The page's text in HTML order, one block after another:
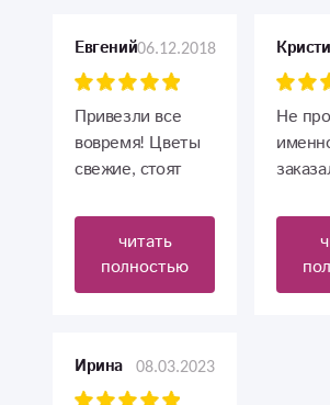
Евгений06.12.2018
Привезли все
вовремя! Цветы
свежие, стоят
читать
полностью
Не
пал
Ирина 08.03.2023